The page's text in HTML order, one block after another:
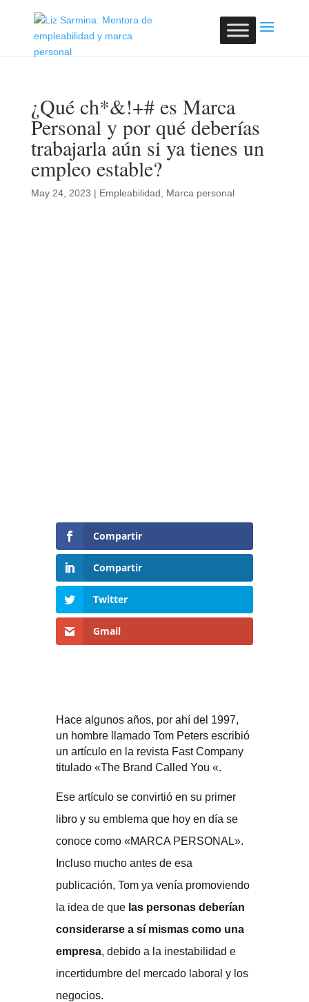
¿Qué ch*&!+# es Marca
Personal y por qué deberías
trabajarla aún si ya tienes un
empleo estable?
May 24, 2023 | Empleabilidad Marca personal
Compartir
Compartir
Twitter
Gmail
Hace algunos años, por ahí del 1997,
un hombre llamado Tom Peters escribió
un artículo en la revista Fast Company
titulado «The Brand Called You «.
Ese artículo se convirtió en su primer
libro y su emblema que hoy en día se
conoce como «MARCA PERSONAL».
Incluso mucho antes de esa
publicación, Tom ya venía promoviendo
la idea de que las personas deberían
considerarse a sí mismas como una
empresa, debido a la inestabilidad e
incertidumbre del mercado laboral y los
negocios.